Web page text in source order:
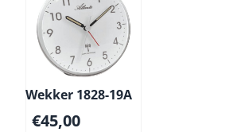
Wekker 1828-19A
€45,00